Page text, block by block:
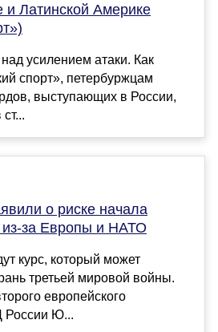
и Латинской Америке
усилением атаки. Как
спорт», петербуржцам
выступающих в России,
о риске начала
из-за Европы и НАТО
курс, который может
третьей мировой войны.
европейского
России Ю...